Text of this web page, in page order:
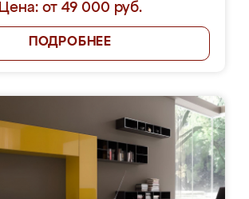
Цена: от 49 000 руб.
ПОДРОБНЕЕ